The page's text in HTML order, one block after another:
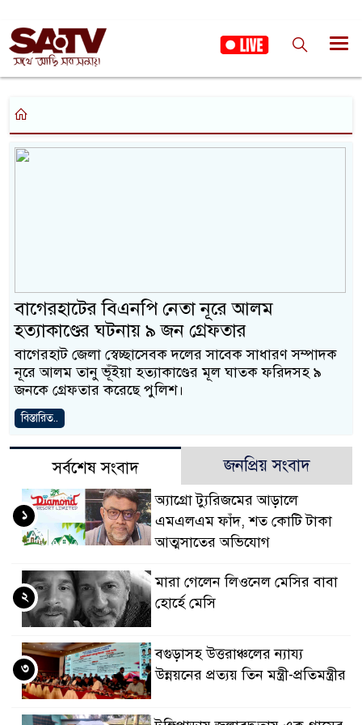
বাগেরহাটের বিএনপি নেতা নূরে আলম
হত্যাকাণ্ডের ঘটনায় ৯ জন গ্রেফতার
বাগেরহাট জেলা স্বেচ্ছাসেবক দলের সাবেক সাধারণ সম্পাদক
নূরে আলম তানু ভূঁইয়া হত্যাকাণ্ডের মূল ঘাতক ফরিদসহ ৯
জনকে গ্রেফতার করেছে পুলিশ।
বিস্তারিত..
সর্বশেষ সংবাদ জনপ্রিয় সংবাদ
অ্যাগ্রো ট্যুরিজমের আড়ালে
এমএলএম ফাঁদ, শত কোটি টাকা
আত্মসাতের অভিযোগ
১
মারা গেলেন লিওনেল মেসির বাবা
হোর্হে মেসি
২
বগুড়াসহ উত্তরাঞ্চলের ন্যায্য
উন্নয়নের প্রত্যয় তিন মন্ত্রী-প্রতিমন্ত্রীর
৩